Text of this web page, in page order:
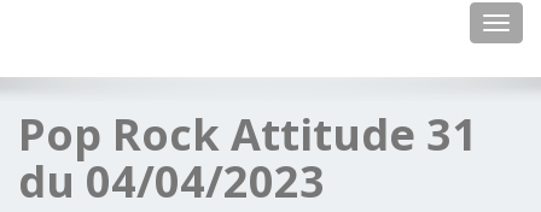
Pop Rock Attitude 31
du 04/04/2023